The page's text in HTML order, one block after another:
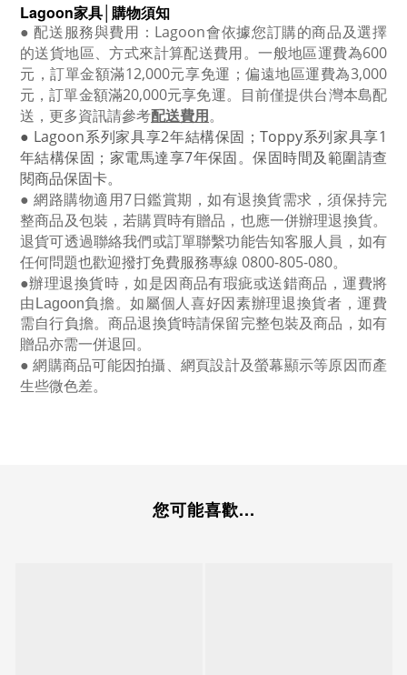
Lagoon家具│購物須知
● 配送服務與費用： Lagoon會依據您訂購的商品及選擇
的送貨地區、方式來計算配送費用。一般地區運費為600
元，訂單金額滿12,000元享免運；偏遠地區運費為3,000
元，訂單金額滿20,000元享免運。目前僅提供台灣本島配
送，更多資訊請參考配送費用。
● Lagoon系列家具享2年結構保固；Toppy系列家具享1
年結構保固；家電馬達享7年保固。保固時間及範圍請查
閱商品保固卡。
● 網路購物適用7日鑑賞期，如有退換貨需求，須保持完
整商品及包裝，若購買時有贈品，也應一併辦理退換貨。
退貨可透過聯絡我們或訂單聯繫功能告知客服人員，如有
任何問題也歡迎撥打免費服務專線 0800-805-080。
●辦理退換貨時，如是因商品有瑕疵或送錯商品，運費將
由Lagoon負擔。如屬個人喜好因素辦理退換貨者，運費
需自行負擔。商品退換貨時請保留完整包裝及商品，如有
贈品亦需一併退回。
● 網購商品可能因拍攝、網頁設計及螢幕顯示等原因而產
生些微色差。
您可能喜歡...